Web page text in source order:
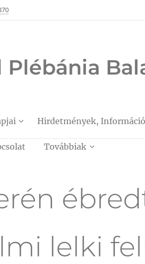
Plébánia
Hirdetmények,
Továbbiak
lelki